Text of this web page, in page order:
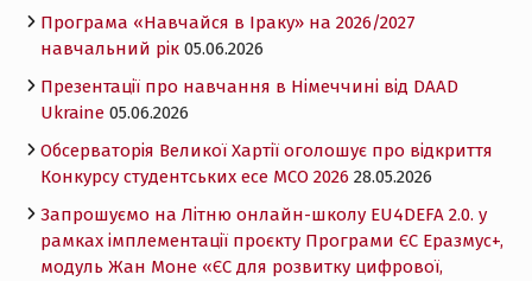
Програма «Навчайся в Іраку» на 2026/2027
навчальний рік 05.06.2026
Презентації про навчання в Німеччині від DAAD
Ukraine 05.06.2026
Обсерваторія Великої Хартії оголошує про відкриття
Конкурсу студентських есе MCO 2026 28.05.2026
Запрошуємо на Літню онлайн-школу EU4DEFA 2.0. у
рамках імплементації проєкту Програми ЄС Еразмус+,
модуль Жан Моне «ЄС для розвитку цифрової,